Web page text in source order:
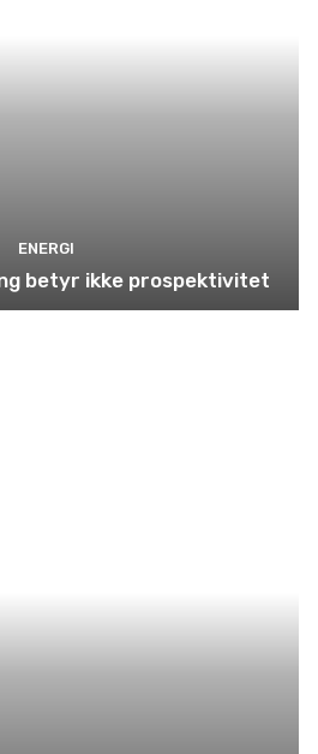
ENERGI
betyr ikke prospektivitet